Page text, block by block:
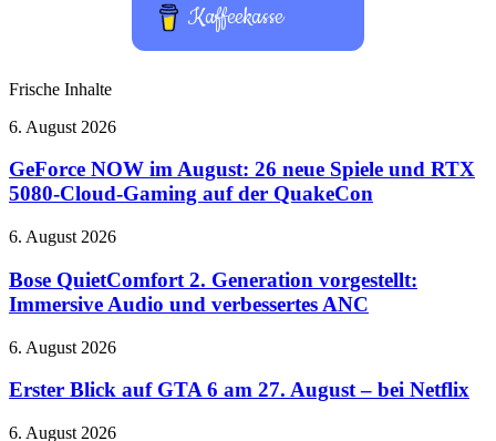
Kaffeekasse
Frische Inhalte
GeForce
im
August:
26
Spiele
RTX
5080-
Gaming
der
QuakeCon
6. August 2026
GeForce NOW im August: 26 neue Spiele und RTX
5080-Cloud-Gaming auf der QuakeCon
Bose
2.
Generation
vorgestellt:
Audio
verbessertes
6. August 2026
Bose QuietComfort 2. Generation vorgestellt:
Immersive Audio und verbessertes ANC
Erster
auf
6
6. August 2026
Erster Blick auf GTA 6 am 27. August – bei Netflix
QIDI
6. August 2026